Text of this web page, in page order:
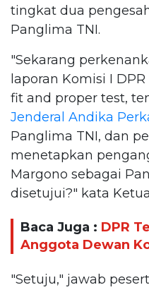
tingkat dua
Panglima TNI.
"Sekarang
laporan Komisi I
fit and proper test,
Jenderal Andika
Panglima TNI, dan
menetapkan
Margono sebagai
disetujui?" kata
Baca Juga : DPR
Anggota Dewan
"Setuju," jawab